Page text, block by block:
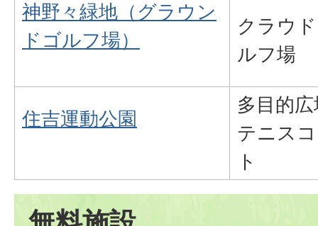
神野々緑地（グラウン
ドゴルフ場）
クラウ
ルフ場
住吉運動公園
多目的
テニス
ト